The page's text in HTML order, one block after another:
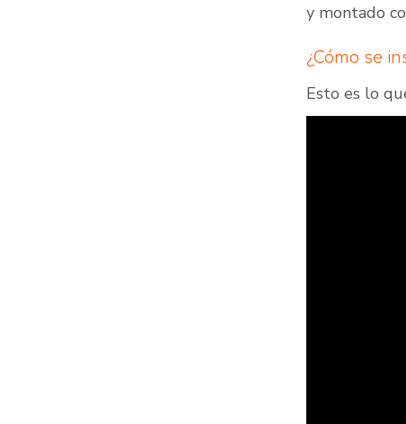
y montado
¿Cómo se
Esto es lo